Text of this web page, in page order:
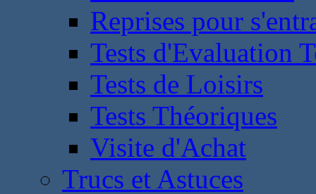
Reprises pour
Tests d'Evaluation
Tests de Loisirs
Tests Théoriques
Visite d'Achat
Trucs et Astuces